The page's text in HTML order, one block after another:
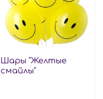
Шары "Желтые
смайлы"